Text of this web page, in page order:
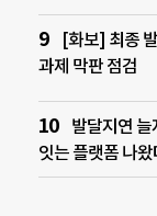
[화보] 최종
과제 막판 점검
발달지연
잇는 플랫폼 나왔